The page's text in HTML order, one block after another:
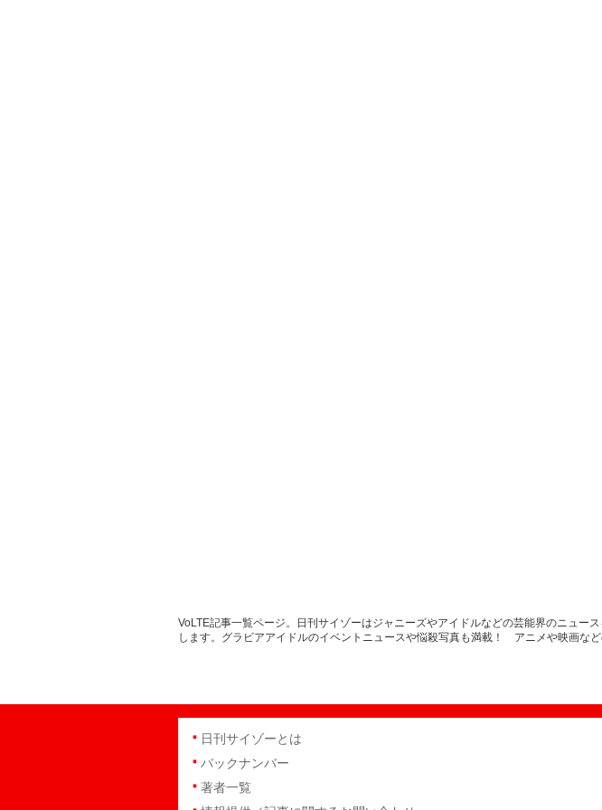
VoLTE記事一覧ページ。日刊サイゾーはジャニーズやアイドルなどの芸能界のニュー
します。グラビアアイドルのイベントニュースや悩殺写真も満載！ アニメや映画など
日刊サイゾーとは
バックナンバー
著者一覧